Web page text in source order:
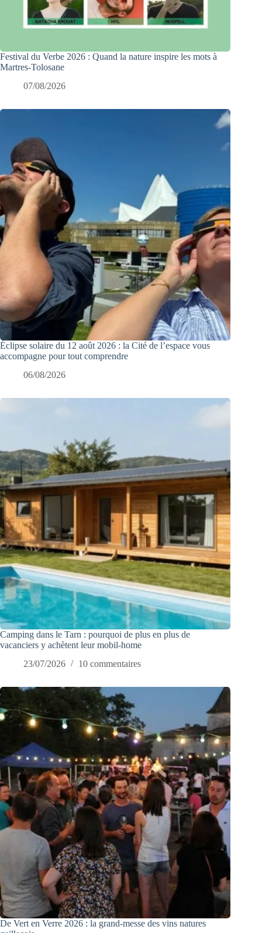
Festival du Verbe 2026 : Quand la nature inspire les mots à
Martres-Tolosane
07/08/2026
Éclipse solaire du 12 août 2026 : la Cité de l’espace vous
accompagne pour tout comprendre
06/08/2026
Camping dans le Tarn : pourquoi de plus en plus de
vacanciers y achètent leur mobil-home
23/07/2026
10 commentaires
De Vert en Verre 2026 : la grand-messe des vins natures